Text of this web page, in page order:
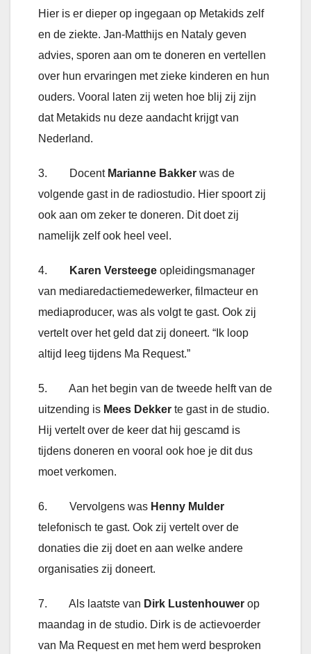
Hier is er dieper op ingegaan op Metakids zelf
en de ziekte. Jan-Matthijs en Nataly geven
advies, sporen aan om te doneren en vertellen
over hun ervaringen met zieke kinderen en hun
ouders. Vooral laten zij weten hoe blij zij zijn
dat Metakids nu deze aandacht krijgt van
Nederland.
3. Docent Marianne Bakker was de
volgende gast in de radiostudio. Hier spoort zij
ook aan om zeker te doneren. Dit doet zij
namelijk zelf ook heel veel.
4. Karen Versteege opleidingsmanager
van mediaredactiemedewerker, filmacteur en
mediaproducer, was als volgt te gast. Ook zij
vertelt over het geld dat zij doneert. “Ik loop
altijd leeg tijdens Ma Request.”
5. Aan het begin van de tweede helft van de
uitzending is Mees Dekker te gast in de studio.
Hij vertelt over de keer dat hij gescamd is
tijdens doneren en vooral ook hoe je dit dus
moet verkomen.
6. Vervolgens was Henny Mulder
telefonisch te gast. Ook zij vertelt over de
donaties die zij doet en aan welke andere
organisaties zij doneert.
7. Als laatste van Dirk Lustenhouwer op
maandag in de studio. Dirk is de actievoerder
van Ma Request en met hem werd besproken